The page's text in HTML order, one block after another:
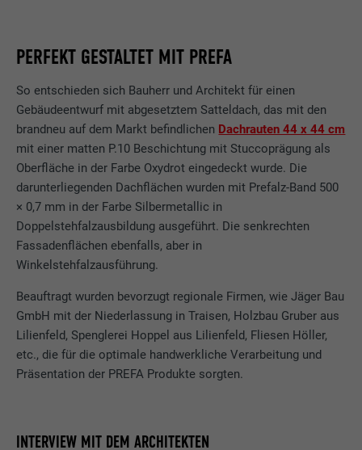
PERFEKT GESTALTET MIT PREFA
So entschieden sich Bauherr und Architekt für einen
Gebäudeentwurf mit abgesetztem Satteldach, das mit den
brandneu auf dem Markt befindlichen Dachrauten 44 x 44 cm
mit einer matten P.10 Beschichtung mit Stuccoprägung als
Oberfläche in der Farbe Oxydrot eingedeckt wurde. Die
darunterliegenden Dachflächen wurden mit Prefalz-Band 500
× 0,7 mm in der Farbe Silbermetallic in
Doppelstehfalzausbildung ausgeführt. Die senkrechten
Fassadenflächen ebenfalls, aber in
Winkelstehfalzausführung.
Beauftragt wurden bevorzugt regionale Firmen, wie Jäger Bau
GmbH mit der Niederlassung in Traisen, Holzbau Gruber aus
Lilienfeld, Spenglerei Hoppel aus Lilienfeld, Fliesen Höller,
etc., die für die optimale handwerkliche Verarbeitung und
Präsentation der PREFA Produkte sorgten.
INTERVIEW MIT DEM ARCHITEKTEN